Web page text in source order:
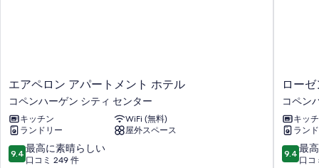
エ
ア
ペ
ロ
ン
ア
パ
エアペロン アパートメント ホテル
コペンハーゲン シティ センター
キッチン
WiFi (無料)
ランドリー
屋外スペース
10
段
9.4 最高に素晴らしい
口コミ 249 件
ロ
ー
ゼ
ン
ボ
ル
ホ
ロー
コペン
キッ
ラン
10
段
9.4 最
口コ